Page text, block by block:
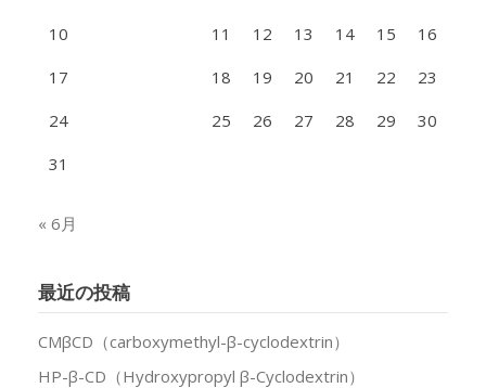
10
11 12 13 14 15
16
17
18 19 20 21 22
23
24
25 26 27 28 29
30
31
« 6月
最近の投稿
CMβCD（carboxymethyl-β-cyclodextrin）
HP-β-CD（Hydroxypropyl β-Cyclodextrin）